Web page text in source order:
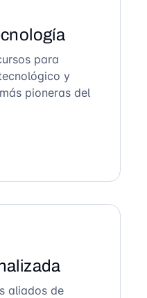
para
y
pioneras del
aliados de